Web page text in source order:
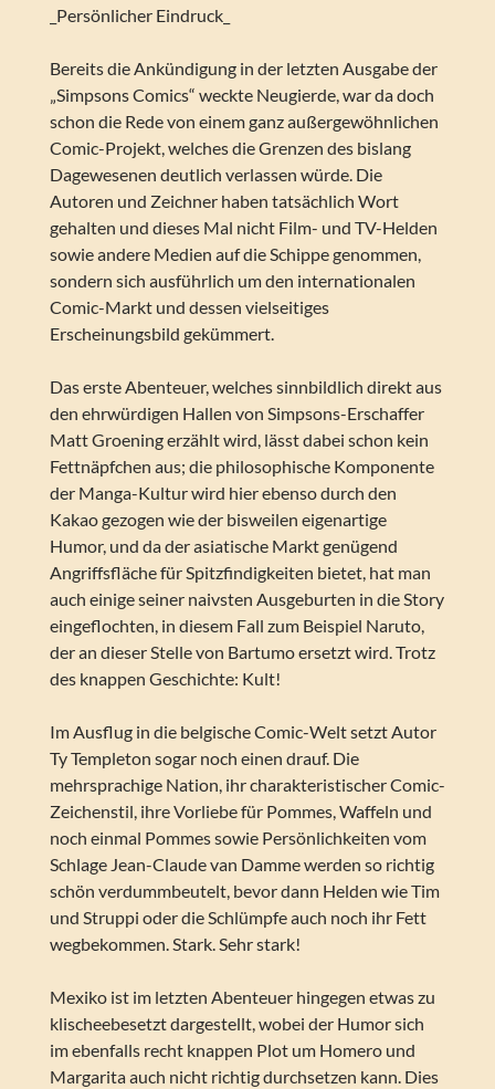
_Persönlicher Eindruck_
Bereits die Ankündigung in der letzten Ausgabe der
„Simpsons Comics“ weckte Neugierde, war da doch
schon die Rede von einem ganz außergewöhnlichen
Comic-Projekt, welches die Grenzen des bislang
Dagewesenen deutlich verlassen würde. Die
Autoren und Zeichner haben tatsächlich Wort
gehalten und dieses Mal nicht Film- und TV-Helden
sowie andere Medien auf die Schippe genommen,
sondern sich ausführlich um den internationalen
Comic-Markt und dessen vielseitiges
Erscheinungsbild gekümmert.
Das erste Abenteuer, welches sinnbildlich direkt aus
den ehrwürdigen Hallen von Simpsons-Erschaffer
Matt Groening erzählt wird, lässt dabei schon kein
Fettnäpfchen aus; die philosophische Komponente
der Manga-Kultur wird hier ebenso durch den
Kakao gezogen wie der bisweilen eigenartige
Humor, und da der asiatische Markt genügend
Angriffsfläche für Spitzfindigkeiten bietet, hat man
auch einige seiner naivsten Ausgeburten in die Story
eingeflochten, in diesem Fall zum Beispiel Naruto,
der an dieser Stelle von Bartumo ersetzt wird. Trotz
des knappen Geschichte: Kult!
Im Ausflug in die belgische Comic-Welt setzt Autor
Ty Templeton sogar noch einen drauf. Die
mehrsprachige Nation, ihr charakteristischer Comic-
Zeichenstil, ihre Vorliebe für Pommes, Waffeln und
noch einmal Pommes sowie Persönlichkeiten vom
Schlage Jean-Claude van Damme werden so richtig
schön verdummbeutelt, bevor dann Helden wie Tim
und Struppi oder die Schlümpfe auch noch ihr Fett
wegbekommen. Stark. Sehr stark!
Mexiko ist im letzten Abenteuer hingegen etwas zu
klischeebesetzt dargestellt, wobei der Humor sich
im ebenfalls recht knappen Plot um Homero und
Margarita auch nicht richtig durchsetzen kann. Dies